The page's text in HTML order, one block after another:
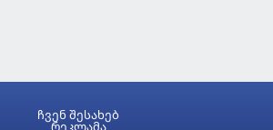
ჩვენ შესახებ
რეკლამა